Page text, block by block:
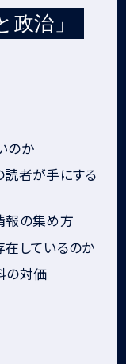
政治」
のか
者が手にする
報の集め方
しているのか
の対価